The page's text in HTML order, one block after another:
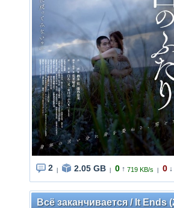
2 2.05 GB 0 ↑ 719 KB/s 0 ↓
Всё заканчивается / It Ends